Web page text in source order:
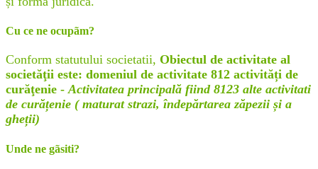
Cu ce ne ocupãm?
Conform statutului societatii, Obiectul de activitate al
societăţii este: domeniul de activitate 812 activități de
curăţenie -Activitatea principală fiind 8123 alte activitati
de curățenie ( maturat strazi, îndepărtarea zăpezii și a
gheții)
Unde ne gãsiti?